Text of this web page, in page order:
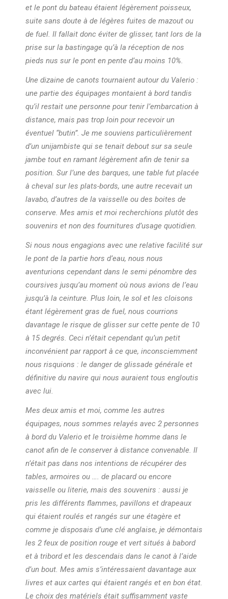
et le pont du bateau étaient légèrement poisseux,
suite sans doute à de légères fuites de mazout ou
de fuel. Il fallait donc éviter de glisser, tant lors de la
prise sur la bastingage qu’à la réception de nos
pieds nus sur le pont en pente d’au moins 10%.
Une dizaine de canots tournaient autour du Valerio :
une partie des équipages montaient à bord tandis
qu’il restait une personne pour tenir l’embarcation à
distance, mais pas trop loin pour recevoir un
éventuel “butin”. Je me souviens particulièrement
d’un unijambiste qui se tenait debout sur sa seule
jambe tout en ramant légèrement afin de tenir sa
position. Sur l’une des barques, une table fut placée
à cheval sur les plats-bords, une autre recevait un
lavabo, d’autres de la vaisselle ou des boites de
conserve. Mes amis et moi recherchions plutôt des
souvenirs et non des fournitures d’usage quotidien.
Si nous nous engagions avec une relative facilité sur
le pont de la partie hors d’eau, nous nous
aventurions cependant dans le semi pénombre des
coursives jusqu’au moment où nous avions de l’eau
jusqu’à la ceinture. Plus loin, le sol et les cloisons
étant légèrement gras de fuel, nous courrions
davantage le risque de glisser sur cette pente de 10
à 15 degrés. Ceci n’était cependant qu’un petit
inconvénient par rapport à ce que, inconsciemment
nous risquions : le danger de glissade générale et
définitive du navire qui nous auraient tous engloutis
avec lui.
Mes deux amis et moi, comme les autres
équipages, nous sommes relayés avec 2 personnes
à bord du Valerio et le troisième homme dans le
canot afin de le conserver à distance convenable. Il
n’était pas dans nos intentions de récupérer des
tables, armoires ou …. de placard ou encore
vaisselle ou literie, mais des souvenirs : aussi je
pris les différents flammes, pavillons et drapeaux
qui étaient roulés et rangés sur une étagère et
comme je disposais d’une clé anglaise, je démontais
les 2 feux de position rouge et vert situés à babord
et à tribord et les descendais dans le canot à l’aide
d’un bout. Mes amis s’intéressaient davantage aux
livres et aux cartes qui étaient rangés et en bon état.
Le choix des matériels était suffisamment vaste